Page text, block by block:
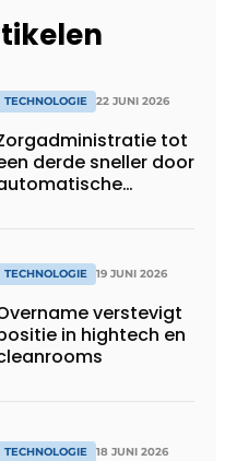
TECHNOLOGIE 22 JUNI 2026
tot
derde sneller door
TECHNOLOGIE 19 JUNI 2026
verstevigt
in hightech en
TECHNOLOGIE 18 JUNI 2026